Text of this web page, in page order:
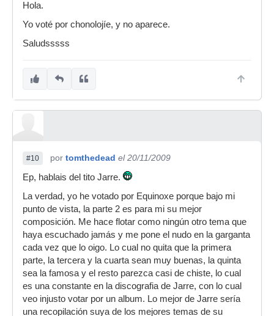
Hola.
Yo voté por chonolojíe, y no aparece.
Saludsssss
#10 por tomthedead el 20/11/2009
Ep, hablais del tito Jarre.
La verdad, yo he votado por Equinoxe porque bajo mi
punto de vista, la parte 2 es para mi su mejor
composición. Me hace flotar como ningún otro tema que
haya escuchado jamás y me pone el nudo en la garganta
cada vez que lo oigo. Lo cual no quita que la primera
parte, la tercera y la cuarta sean muy buenas, la quinta
sea la famosa y el resto parezca casi de chiste, lo cual
es una constante en la discografia de Jarre, con lo cual
veo injusto votar por un album. Lo mejor de Jarre sería
una recopilación suya de los mejores temas de su